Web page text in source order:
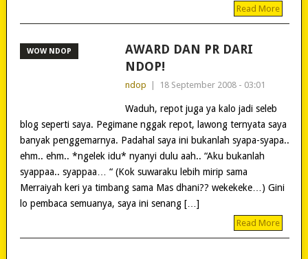
Read More
WOW NDOP
AWARD DAN PR DARI
NDOP!
ndop 18 September 2008 - 03:01
Waduh, repot juga ya kalo jadi seleb
blog seperti saya. Pegimane nggak repot, lawong ternyata saya
banyak penggemarnya. Padahal saya ini bukanlah syapa-syapa..
ehm.. ehm.. *ngelek idu* nyanyi dulu aah.. “Aku bukanlah
syappaa.. syappaa… “ (Kok suwaraku lebih mirip sama
Merraiyah keri ya timbang sama Mas dhani?? wekekeke…) Gini
lo pembaca semuanya, saya ini senang […]
Read More